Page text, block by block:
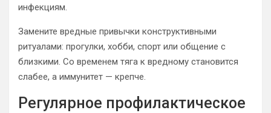
инфекциям.
Замените вредные привычки конструктивными
ритуалами: прогулки, хобби, спорт или общение с
близкими. Со временем тяга к вредному становится
слабее, а иммунитет — крепче.
Регулярное профилактическое